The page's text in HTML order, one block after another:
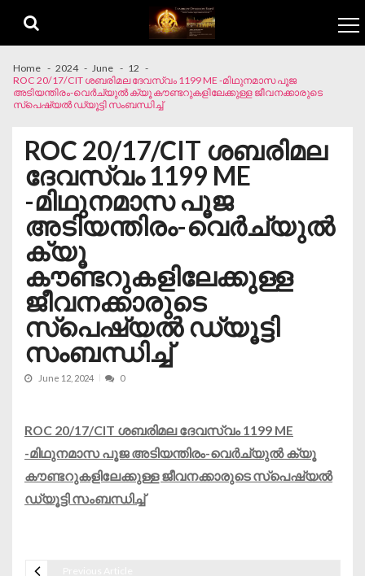
Home 2024 June
12
ROC 20/17/CIT ശബരിമല ദേവസ്വം 1199 ME -മിഥുനമാസ പൂജ
അടിയന്തിരം-വെർച്യുൽ ക്യൂ കൗണ്ടറുകളിലേക്കുള്ള ജീവനക്കാരുടെ
സ്പെഷ്യൽ ഡ്യൂട്ടി സംബന്ധിച്ച്
ROC 20/17/CIT ശബരിമല
ദേവസ്വം 1199 ME
-മിഥുനമാസ പൂജ
അടിയന്തിരം-വെർച്യുൽ
ക്യൂ
കൗണ്ടറുകളിലേക്കുള്ള
ജീവനക്കാരുടെ
സ്പെഷ്യൽ ഡ്യൂട്ടി
സംബന്ധിച്ച്
June 12, 2024 0
ROC 20/17/CIT ശബരിമല ദേവസ്വം 1199 ME
-മിഥുനമാസ പൂജ അടിയന്തിരം-വെർച്യുൽ ക്യൂ
കൗണ്ടറുകളിലേക്കുള്ള ജീവനക്കാരുടെ സ്പെഷ്യൽ
ഡ്യൂട്ടി സംബന്ധിച്ച്